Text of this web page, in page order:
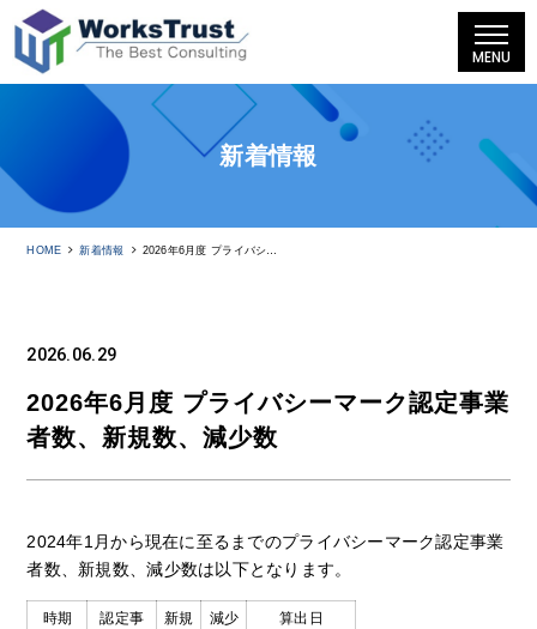
新着情報
HOME 新着情報
2026.06.29
2026年6月度 プライバシーマーク認定事業
者数、新規数、減少数
2024年1月から現在に至るまでのプライバシーマーク認定事業
者数、新規数、減少数は以下となります。
時期
認定事
新規
減少
算出日
MENU